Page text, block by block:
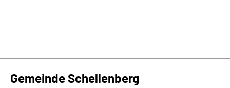
Gemeinde Schellenberg